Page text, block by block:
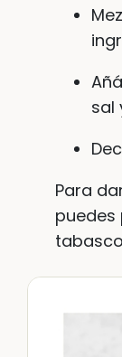
sal
Para
puedes